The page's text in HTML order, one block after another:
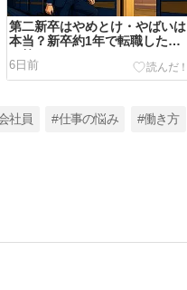
第二新卒はやめとけ・やばいは
本当？新卒約1年で転職した私
の答え
6日前
社員 #仕事の悩み #働き方